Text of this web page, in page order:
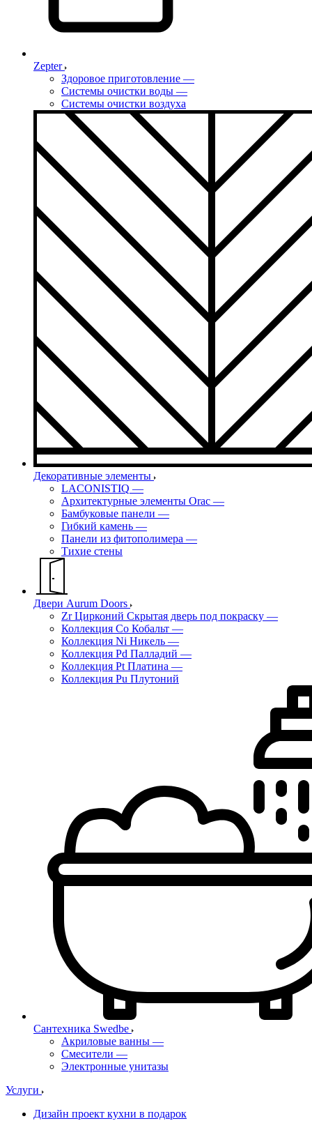
Zepter
Здоровое приготовление —
Системы очистки воды —
Системы очистки воздуха
Декоративные элементы
LACONISTIQ —
Архитектурные элементы Orac —
Бамбуковые панели —
Гибкий камень —
Панели из фитополимера —
Тихие стены
Двери Aurum Doors
Zr Цирконий Скрытая дверь под покраску —
Коллекция Co Кобальт —
Коллекция Ni Никель —
Коллекция Pd Палладий —
Коллекция Pt Платина —
Коллекция Pu Плутоний
Сантехника Swedbe
Акриловые ванны —
Смесители —
Электронные унитазы
Услуги
Дизайн проект кухни в подарок